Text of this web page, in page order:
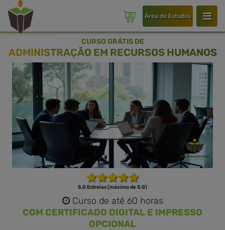
Área de Estudos
CURSO GRÁTIS DE
ADMINISTRAÇÃO EM RECURSOS HUMANOS
5.0 Estrelas (máximo de 5.0)
Curso de até 60 horas
COM CERTIFICADO DIGITAL E IMPRESSO
OPCIONAL